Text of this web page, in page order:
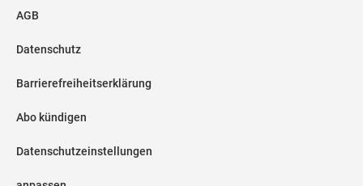
AGB
Datenschutz
Barrierefreiheitserklärung
Abo kündigen
Datenschutzeinstellungen